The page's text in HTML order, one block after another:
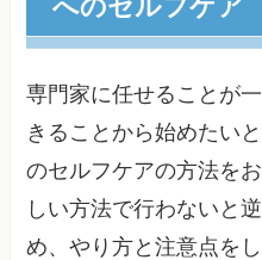
専門家に任せることが
きることから始めたい
のセルフケアの方法を
しい方法で行わないと
め、やり方と注意点を